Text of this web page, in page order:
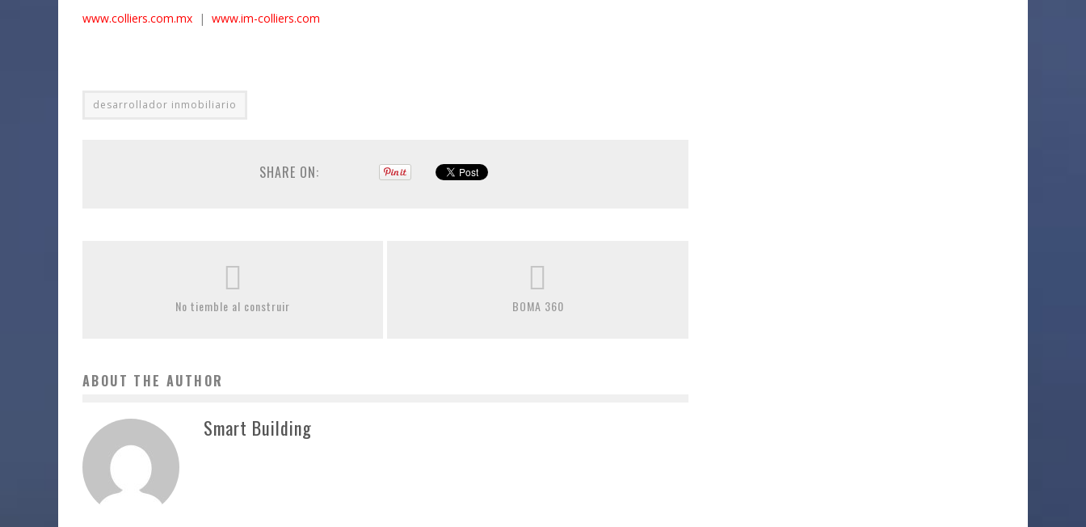
www.colliers.com.mx | www.im-colliers.com
desarrollador inmobiliario
SHARE ON:
No tiemble al construir BOMA 360
ABOUT THE AUTHOR
Smart Building